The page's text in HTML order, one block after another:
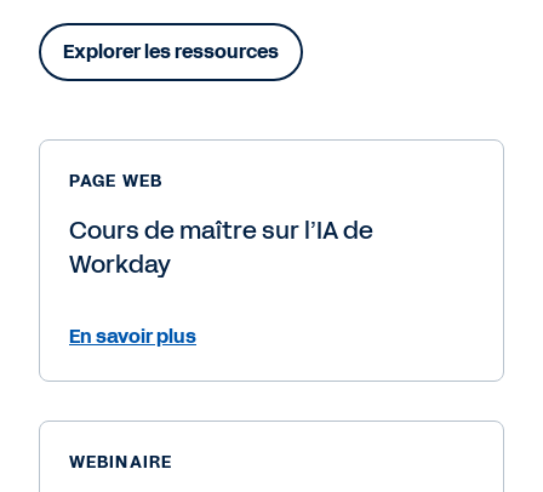
Explorer les ressources
PAGE WEB
Cours de maître sur l’IA de
Workday
En savoir plus
WEBINAIRE